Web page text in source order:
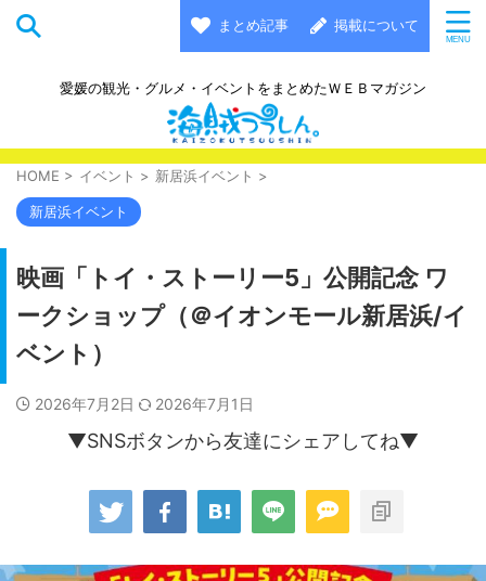
まとめ記事 掲載について
愛媛の観光・グルメ・イベントをまとめたＷＥＢマガジン
HOME > イベント > 新居浜イベント >
新居浜イベント
映画「トイ・ストーリー5」公開記念 ワ
ークショップ（＠イオンモール新居浜/イ
ベント）
2026年7月2日 2026年7月1日
▼SNSボタンから友達にシェアしてね▼